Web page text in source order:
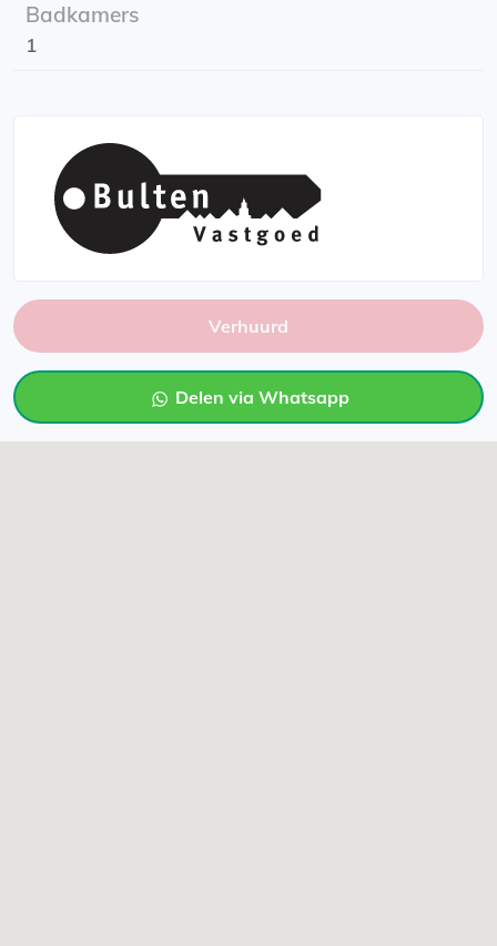
Badkamers
1
Verhuurd
Delen via Whatsapp